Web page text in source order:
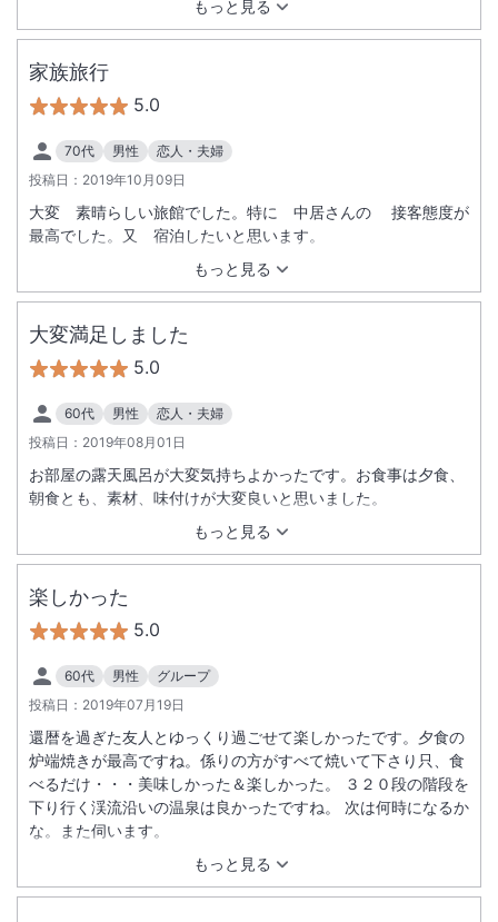
もっと見る
ザートがあまりに遅かったのだけが不満。 たまりかねて催促の
電話をしたが、食事が終わったら知らせるシステムだったよう
で、食事を持ってきた人が言い忘れたらしい。それ以外は概ね
家族旅行
5.0
70代 男性
恋人・夫婦
投稿日： 2019年10月09日
もっと見る
大変 素晴らしい旅館でした。特に 中居さんの 接客態度が
最高でした。又 宿泊したいと思います。
大変満足しました
5.0
60代 男性
恋人・夫婦
投稿日： 2019年08月01日
もっと見る
お部屋の露天風呂が大変気持ちよかったです。お食事は夕食、
朝食とも、素材、味付けが大変良いと思いました。
楽しかった
5.0
60代 男性
グループ
投稿日： 2019年07月19日
もっと見る
還暦を過ぎた友人とゆっくり過ごせて楽しかったです。夕食の
炉端焼きが最高ですね。係りの方がすべて焼いて下さり只、食
べるだけ・・・美味しかった＆楽しかった。 ３２０段の階段を
下り行く渓流沿いの温泉は良かったですね。 次は何時になるか
な。また伺います。